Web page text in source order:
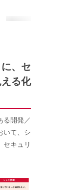
クセスエージェント
サーバーの脆弱性を
スにおける脆弱性を
プログラムによって
ラムの稼働を調査しま
、セ
る化
る開発／
いて、シ
セキュリ